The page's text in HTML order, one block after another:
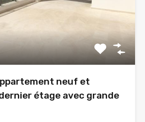
neuf et
étage avec grande